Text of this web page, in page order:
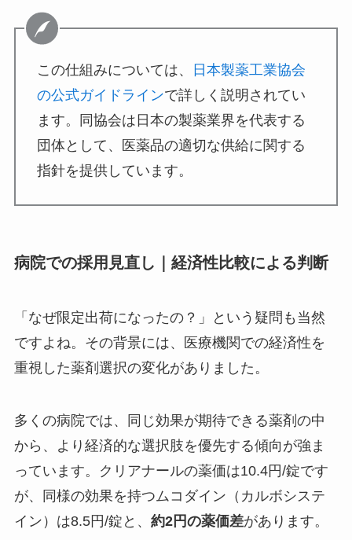
この仕組みについては、
日本製薬工業協会
の公式ガイドラインで詳しく説明されてい
ます。同協会は日本の製薬業界を代表する
団体として、医薬品の適切な供給に関する
指針を提供しています。
病院での採用見直し｜経済性比較による判断
「なぜ限定出荷になったの？」という疑問も当然
ですよね。その背景には、医療機関での経済性を
重視した薬剤選択の変化がありました。
多くの病院では、同じ効果が期待できる薬剤の中
から、より経済的な選択肢を優先する傾向が強ま
っています。クリアナールの薬価は10.4円/錠です
が、同様の効果を持つムコダイン（カルボシステ
イン）は8.5円/錠と、 約2円の薬価差があります。